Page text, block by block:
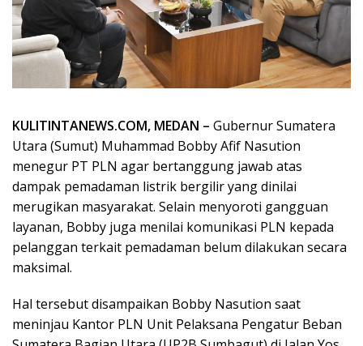
KULITINTANEWS.COM, MEDAN – Gubernur Sumatera
Utara (Sumut) Muhammad Bobby Afif Nasution
menegur PT PLN agar bertanggung jawab atas
dampak pemadaman listrik bergilir yang dinilai
merugikan masyarakat. Selain menyoroti gangguan
layanan, Bobby juga menilai komunikasi PLN kepada
pelanggan terkait pemadaman belum dilakukan secara
maksimal.
Hal tersebut disampaikan Bobby Nasution saat
meninjau Kantor PLN Unit Pelaksana Pengatur Beban